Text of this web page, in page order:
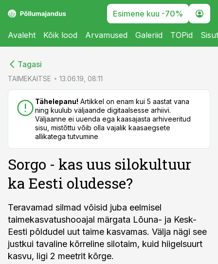
Esimene kuu -70%
Avaleht Kõik lood Arvamused Galeriid TOPid
Tagasi
TAIMEKAITSE 13.06.19, 08:11
Tähelepanu! Artikkel on enam kui 5 aastat vana
ning kuulub väljaande digitaalsesse arhiivi.
Väljaanne ei uuenda ega kaasajasta arhiveeritud
sisu, mistõttu võib olla vajalik kaasaegsete
allikatega tutvumine
Sorgo - kas uus silokultuur
ka Eesti oludesse?
Teravamad silmad võisid juba eelmisel
taimekasvatushooajal märgata Lõuna- ja Kesk-
Eesti põldudel uut taime kasvamas. Välja nägi see
justkui tavaline kõrreline silotaim, kuid hiigelsuurt
kasvu, ligi 2 meetrit kõrge.